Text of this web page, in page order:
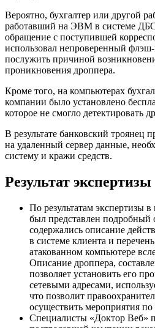
Вероятно, бухгалтер или другой
работавший на ЭВМ в системе
обращение с поступившей
использовал непроверенный
послужить причиной
проникновения дроппера.
Кроме того, на компьютерах
компании было установлено
которое не смогло детектировать
В результате банковский троянец
на удаленный сервер данные,
систему и кражи средств.
Результат экспертизы
По результатам экспертизы
был представлен подробный
содержались описание
в системе клиента и
атакованном компьютере
Описание дроппера,
позволяет установить его
сетевыми адресами,
что позволит
осуществить мероприятия
Специалисты «Доктор Веб»